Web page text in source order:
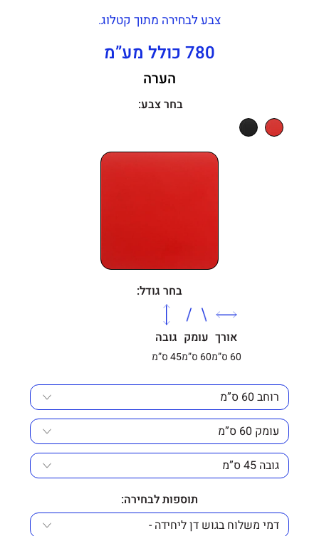
צבע לבחירה מתוך קטלוג.
780 כולל מע”מ
הערה
בחר צבע:
בחר גודל:
אורך
60 ס”מ
עומק
60 ס”מ
גובה
45 ס”מ
תוספות לבחירה: